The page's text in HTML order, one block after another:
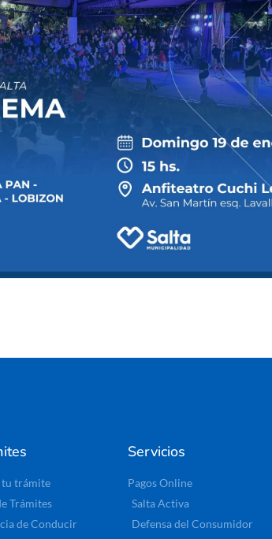
tu trámite
Trámites
de Conducir
Servicios
Pagos Online
Salta Activa
Defensa del Consumidor